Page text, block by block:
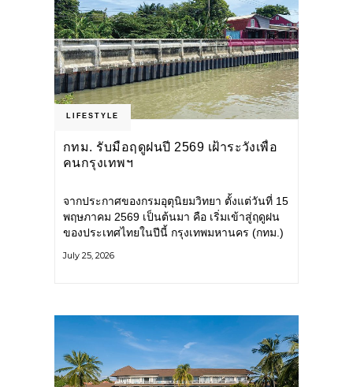
LIFESTYLE
กทม. รับมือฤดูฝนปี 2569 เฝ้าระวังเพื่อ
คนกรุงเทพฯ
จากประกาศของกรมอุตุนิยมวิทยา ตั้งแต่วันที่ 15
พฤษภาคม 2569 เป็นต้นมา คือ เริ่มเข้าสู่ฤดูฝน
ของประเทศไทยในปีนี้ กรุงเทพมหานคร (กทม.)
โครงสร้างพื้นฐาน
July 25, 2026